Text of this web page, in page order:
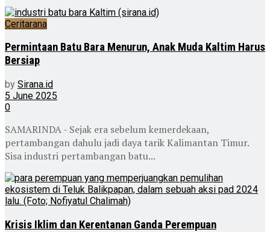
Ceritarana
Permintaan Batu Bara Menurun, Anak Muda Kaltim Harus
Bersiap
by Sirana.id
5 June 2025
0
SAMARINDA - Sejak era sebelum kemerdekaan,
pertambangan dahulu jadi daya tarik Kalimantan Timur.
Sisa industri pertambangan batu...
Krisis Iklim dan Kerentanan Ganda Perempuan